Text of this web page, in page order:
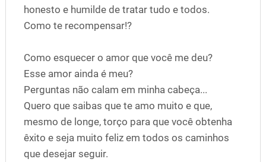
honesto e humilde de tratar tudo e todos.
Como te recompensar!?
Como esquecer o amor que você me deu?
Esse amor ainda é meu?
Perguntas não calam em minha cabeça...
Quero que saibas que te amo muito e que,
mesmo de longe, torço para que você obtenha
êxito e seja muito feliz em todos os caminhos
que desejar seguir.